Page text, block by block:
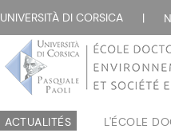
UNIVERSITÀ DI CORSICA |
ACTUALITÉS L'ÉCOLE